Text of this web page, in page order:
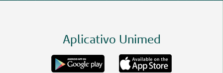
Aplicativo Unimed